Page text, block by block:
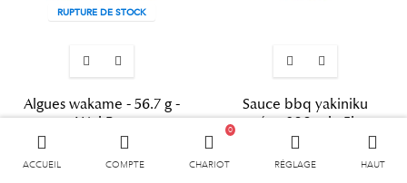
ACCUEIL COMPTE CHARIOT
0
RÉGLAGE HAUT
RUPTURE DE STOCK
Algues wakame - 56.7 g -
Wel Pac
3,04 €
Sauce bbq yakiniku
sucrée - 300 ml - Ebara
Yakiniku
4,00 €